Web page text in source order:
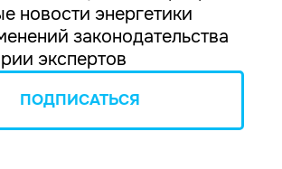
новости энергетики
законодательства
экспертов
ПОДПИСАТЬСЯ